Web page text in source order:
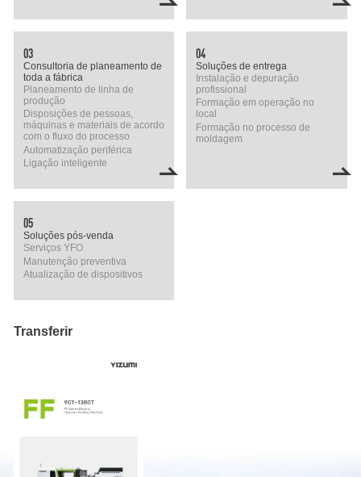
03
Consultoria de planeamento de
toda a fábrica
Planeamento de linha de
produção
Disposições de pessoas,
máquinas e materiais de acordo
com o fluxo do processo
Automatização periférica
Ligação inteligente
04
Soluções de entrega
Instalação e depuração
profissional
Formação em operação no
local
Formação no processo de
moldagem
05
Soluções pós-venda
Serviços YFO
Manutenção preventiva
Atualização de dispositivos
Transferir